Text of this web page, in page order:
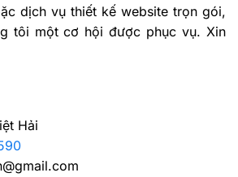
dịch vụ thiết kế website trọn gói,
tôi một cơ hội được phục vụ. Xin
Hải